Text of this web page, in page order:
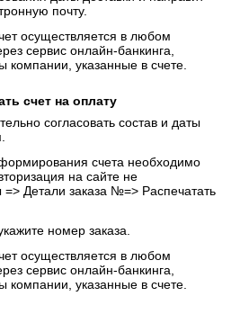
почту.
осуществляется в любом
сервис онлайн-банкинга,
компании, указанные в счете.
счет на оплату
согласовать состав и даты
счета необходимо
на сайте не
=> Детали заказа №=> Распечатать
номер заказа.
осуществляется в любом
сервис онлайн-банкинга,
компании, указанные в счете.